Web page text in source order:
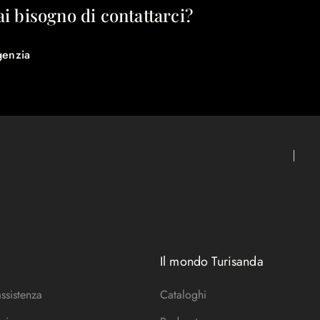
bisogno di contattarci?
Il mondo Turisanda
Cataloghi